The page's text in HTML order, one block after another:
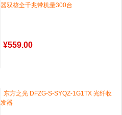
器双核全千兆带机量300台
¥559.00
东方之光 DFZG-S-SYQZ-1G1TX 光纤收
发器